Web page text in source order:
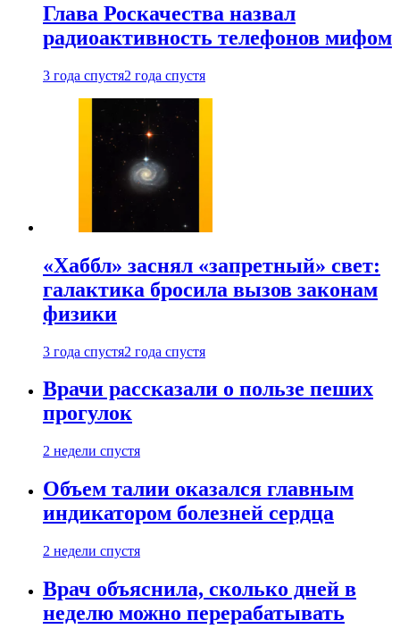
Глава Роскачества назвал
радиоактивность телефонов мифом
3 года спустя2 года спустя
«Хаббл» заснял «запретный» свет:
галактика бросила вызов законам
физики
3 года спустя2 года спустя
Врачи рассказали о пользе пеших
прогулок
2 недели спустя
Объем талии оказался главным
индикатором болезней сердца
2 недели спустя
Врач объяснила, сколько дней в
неделю можно перерабатывать